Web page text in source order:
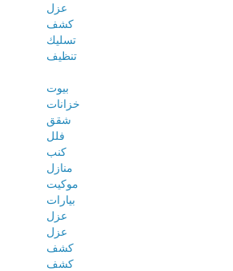
عزل
كشف
تسليك
تنظيف
بيوت
خزانات
شقق
فلل
كنب
منازل
موكيت
بيارات
عزل
عزل
كشف
كشف